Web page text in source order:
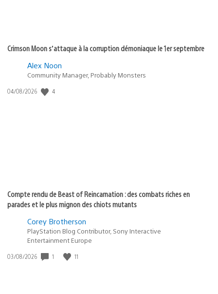
Crimson Moon s’attaque à la corruption démoniaque le 1er septembre
Alex Noon
Community Manager, Probably Monsters
Date
04/08/2026 4
Compte rendu de Beast of Reincarnation : des combats riches en
parades et le plus mignon des chiots mutants
Corey Brotherson
PlayStation Blog Contributor, Sony Interactive
Entertainment Europe
Date
03/08/2026 1 11